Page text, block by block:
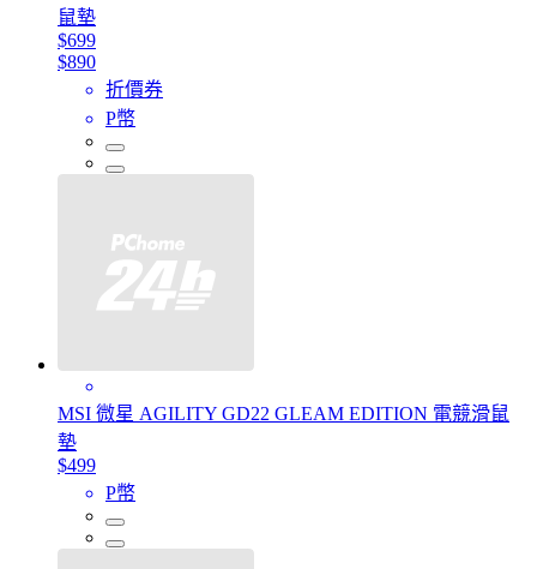
鼠墊
$699
$890
折價券
P幣
MSI 微星 AGILITY GD22 GLEAM EDITION 電競滑鼠
墊
$499
P幣